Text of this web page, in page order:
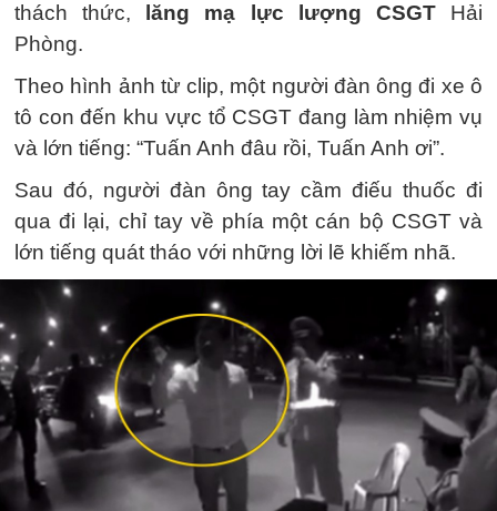
thách thức,
lăng mạ lực lượng CSGTHải
Phòng.
Theo hình ảnh từ clip, một người đàn ông đi xe ô
tô con đến khu vực tổ CSGT đang làm nhiệm vụ
và lớn tiếng: “Tuấn Anh đâu rồi, Tuấn Anh ơi”.
Sau đó, người đàn ông tay cầm điếu thuốc đi
qua đi lại, chỉ tay về phía một cán bộ CSGT và
lớn tiếng quát tháo với những lời lẽ khiếm nhã.